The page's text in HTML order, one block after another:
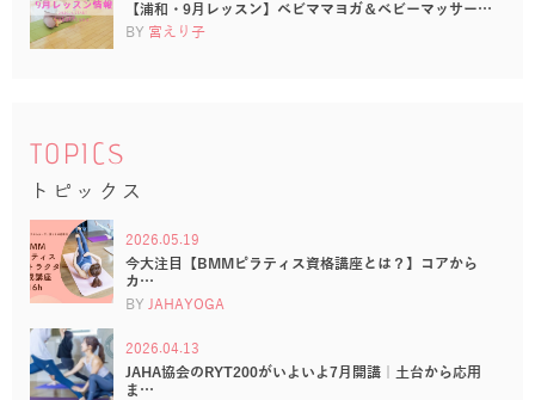
【浦和・9月レッスン】ベビママヨガ＆ベビーマッサー…
BY 宮えり子
TOPICS
トピックス
2026.05.19
今大注目【BMMピラティス資格講座とは？】コアから
カ…
BY JAHAYOGA
2026.04.13
JAHA協会のRYT200がいよいよ7月開講｜土台から応用
ま…